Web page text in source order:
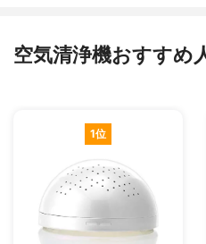
空気清浄機おすすめ
1位